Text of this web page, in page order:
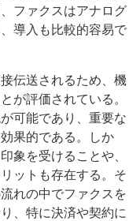
ファクスはアナログ
導入も比較的容易で
伝送されるため、機
が評価されている。
可能であり、重要な
果的である。しか
象を受けることや、
ットも存在する。そ
れの中でファクスを
、特に決済や契約に